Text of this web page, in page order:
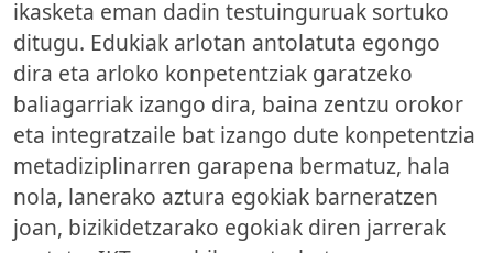
ikasketa eman dadin testuinguruak sortuko
ditugu. Edukiak arlotan antolatuta egongo
dira eta arloko konpetentziak garatzeko
baliagarriak izango dira, baina zentzu orokor
eta integratzaile bat izango dute konpetentzia
metadiziplinarren garapena bermatuz, hala
nola, lanerako aztura egokiak barneratzen
joan, bizikidetzarako egokiak diren jarrerak